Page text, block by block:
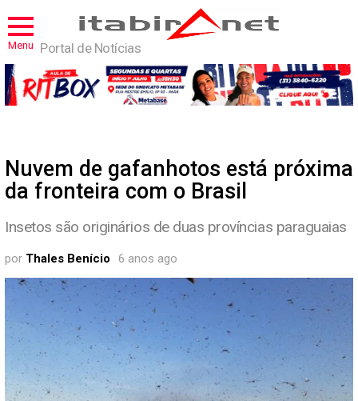
Menu Portal de Notícias
Nuvem de gafanhotos está próxima
da fronteira com o Brasil
Insetos são originários de duas províncias paraguaias
por Thales Benício 6 anos ago